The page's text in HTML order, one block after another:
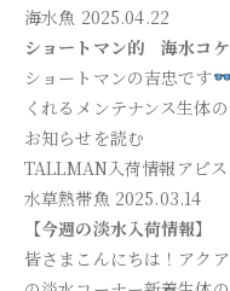
海水魚 2025.04.22
ショートマン的 海水コケ
ショートマンの吉忠です
くれるメンテナンス生体
お知らせを読む
TALLMAN入荷情報 アピ
水草熱帯魚 2025.03.14
【今週の淡水入荷情報】
皆さまこんにちは！アク